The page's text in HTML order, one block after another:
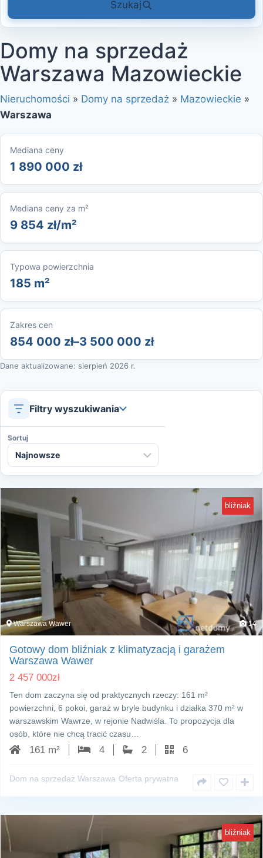
Szukaj
Domy na sprzedaż
Warszawa Mazowieckie
Nieruchomości » Domy na sprzedaż » Mazowieckie »
Warszawa
Mediana ceny
1 890 000 zł
Mediana ceny za m²
9 854 zł/m²
Typowa powierzchnia
185 m²
Zakres cen
854 000 zł–3 500 000 zł
Dane aktualizowane: sierpień 2026 r.
Filtry wyszukiwania
Sortuj
bliźniak
Warszawa Wawer 14
Gotowy dom bliźniak z klimatyzacją i garażem
Warszawa Wawer
2 457 000zł
Ten dom zaczyna się od praktycznych rzeczy: 161 m²
powierzchni, 6 pokoi, garaż w bryle budynku i działka 370 m² w
warszawskim Wawrze, w rejonie Nadwiśla. To propozycja dla
osób, które nie chcą tracić czasu…
161 m² 4 2 6
Dom na sprzedaż Warszawa Oferta prywatna
bliźniak